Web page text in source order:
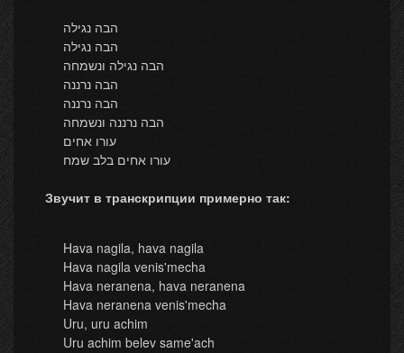
הבה נגילה
הבה נגילה
הבה נגילה ונשמחה
הבה נרננה
הבה נרננה
הבה נרננה ונשמחה
עורו אחים
עורו אחים בלב שמח
Звучит в транскрипции примерно так:
Hava nagila, hava nagila
Hava nagila venis'mecha
Hava neranena, hava neranena
Hava neranena venis'mecha
Uru, uru achim
Uru achim belev same'ach